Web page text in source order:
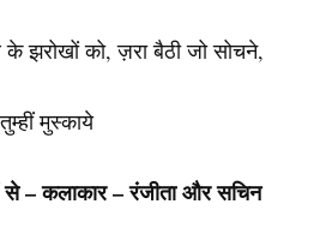
झरोखों को, ज़रा बैठी जो सोचने,
मुस्काये
से –कलाकार– रंजीता और सचिन